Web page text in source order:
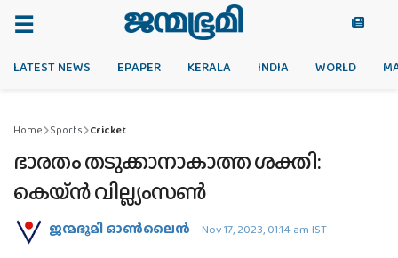
LATEST NEWS EPAPER KERALA INDIA WORLD
Home Sports Cricket
ഭാരതം തടുക്കാനാകാത്ത ശക്തി:
കെയ്ന്‍ വില്ല്യംസണ്‍
ജന്മഭൂമി ഓണ്‍ലൈന്‍ Nov 17, 2023, 01:14 am IST